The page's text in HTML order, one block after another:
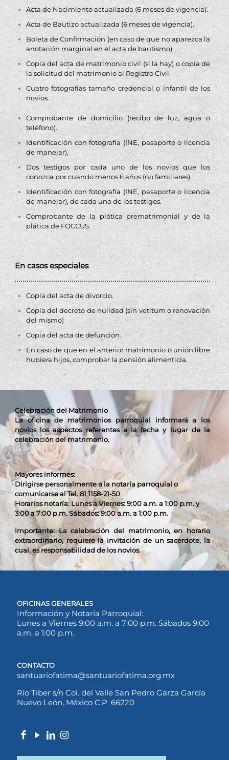
Acta de Nacimiento actualizada (6 meses de vigencia).
Acta de Bautizo actualizada (6 meses de vigencia).
Boleta de Confirmación (en caso de que no aparezca la
anotación marginal en el acta de bautismo).
Copia del acta de matrimonio civil (si la hay) o copia de
la solicitud del matrimonio al Registro Civil.
Cuatro fotografías tamaño credencial o infantil de los
novios.
Comprobante de domicilio (recibo de luz, agua o
teléfono).
Identificación con fotografía (INE, pasaporte o licencia
de manejar).
Dos testigos por cada uno de los novios que los
conozca por cuando menos 6 años (no familiares).
Identificación con fotografía (INE, pasaporte o licencia
de manejar), de cada uno de los testigos.
Comprobante de la plática prematrimonial y de la
plática de FOCCUS.
En casos especiales
Copia del acta de divorcio.
Copia del decreto de nulidad (sin vetitum o renovación
del mismo)
Copia del acta de defunción.
En caso de que en el anterior matrimonio o unión libre
hubiera hijos, comprobar la pensión alimenticia.
Celebración del Matrimonio
La oficina de matrimonios parroquial informará a los
novios los aspectos referentes a la fecha y lugar de la
celebración del matrimonio.
Mayores informes:
Dirigirse personalmente a la notaría parroquial o
comunicarse al Tel. 81 1158-21-50
Horarios notaría: Lunes a Viernes: 9:00 a.m. a 1:00 p.m. y
3:00 a 7:00 p.m. Sábados:9:00 a.m. a 1:00 p.m.
Importante: La celebración del matrimonio, en horario
extraordinario, requiere la invitación de un sacerdote, la
cual, es responsabilidad de los novios.
OFICINAS GENERALES
Información y Notaría Parroquial:
Lunes a Viernes 9:00 a.m. a 7:00 p.m. Sábados 9:00
a.m. a 1:00 p.m.
CONTACTO
santuariofatima@santuariofatima.org.mx
Río Tiber s/n Col. del Valle San Pedro Garza García
Nuevo León, México C.P. 66220